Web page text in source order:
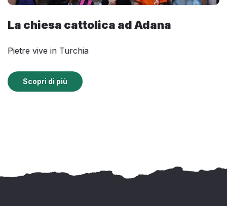
La chiesa cattolica ad Adana
Pietre vive in Turchia
Scopri di più